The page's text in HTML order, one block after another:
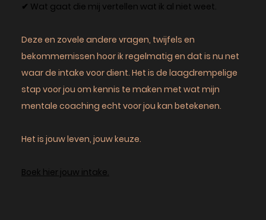
✔ Wat gaat die mij vertellen wat ik al niet weet.
Deze en zovele andere vragen, twijfels en
bekommernissen hoor ik regelmatig en dat is nu net
waar de intake voor dient. Het is de laagdrempelige
stap voor jou om kennis te maken met wat mijn
mentale coaching echt voor jou kan betekenen.
Het is jouw leven, jouw keuze.
Boek hier jouw intake.